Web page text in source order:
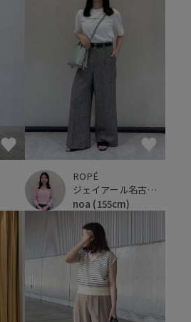
ROPÉ
ジェイアール名古屋タカシマヤ
noa (155cm)